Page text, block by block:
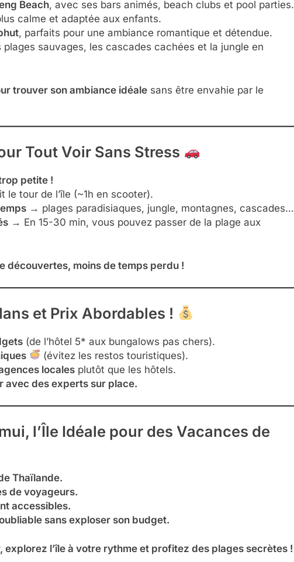
Beach, avec ses bars animés, beach clubs et pool parties.
calme et adaptée aux enfants.
, parfaits pour une ambiance romantique et détendue.
plages sauvages, les cascades cachées et la jungle en
trouver son ambiance idéale sans être envahie par le
Tout Voir Sans Stress
petite !
le tour de l’île (~1h en scooter).
→ plages paradisiaques, jungle, montagnes, cascades…
→ En 15-30 min, vous pouvez passer de la plage aux
découvertes, moins de temps perdu !
et Prix Abordables !
(de l’hôtel 5* aux bungalows pas chers).
(évitez les restos touristiques).
locales plutôt que les hôtels.
avec des experts sur place.
l’Île Idéale pour des Vacances de
Thaïlande.
de voyageurs.
accessibles.
sans exploser son budget.
explorez l’île à votre rythme et profitez des plages secrètes !